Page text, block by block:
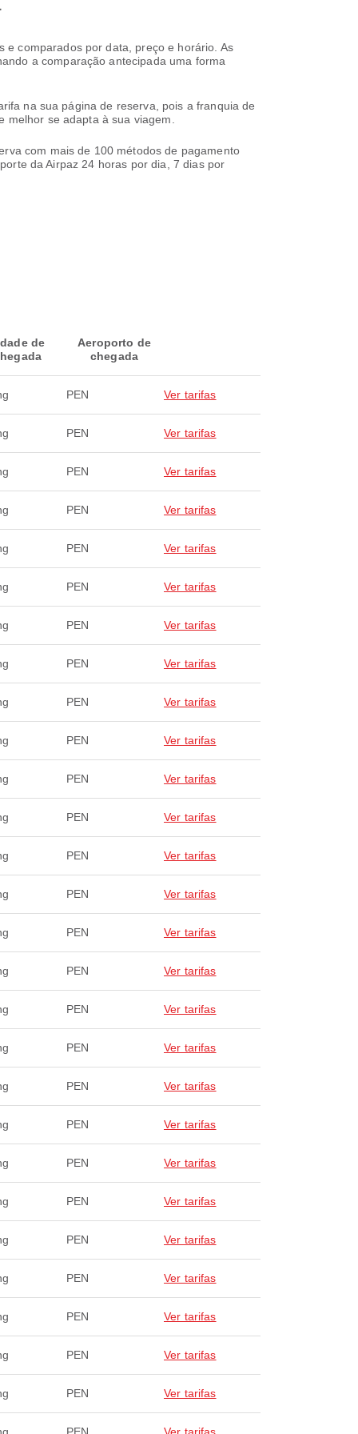
e comparados por data, preço e horário. As
a comparação antecipada uma forma
na sua página de reserva, pois a franquia de
se adapta à sua viagem.
com mais de 100 métodos de pagamento
da Airpaz 24 horas por dia, 7 dias por
de
Aeroporto de
chegada
PEN Ver tarifas
PEN Ver tarifas
PEN Ver tarifas
PEN Ver tarifas
PEN Ver tarifas
PEN Ver tarifas
PEN Ver tarifas
PEN Ver tarifas
PEN Ver tarifas
PEN Ver tarifas
PEN Ver tarifas
PEN Ver tarifas
PEN Ver tarifas
PEN Ver tarifas
PEN Ver tarifas
PEN Ver tarifas
PEN Ver tarifas
PEN Ver tarifas
PEN Ver tarifas
PEN Ver tarifas
PEN Ver tarifas
PEN Ver tarifas
PEN Ver tarifas
PEN Ver tarifas
PEN Ver tarifas
PEN Ver tarifas
PEN Ver tarifas